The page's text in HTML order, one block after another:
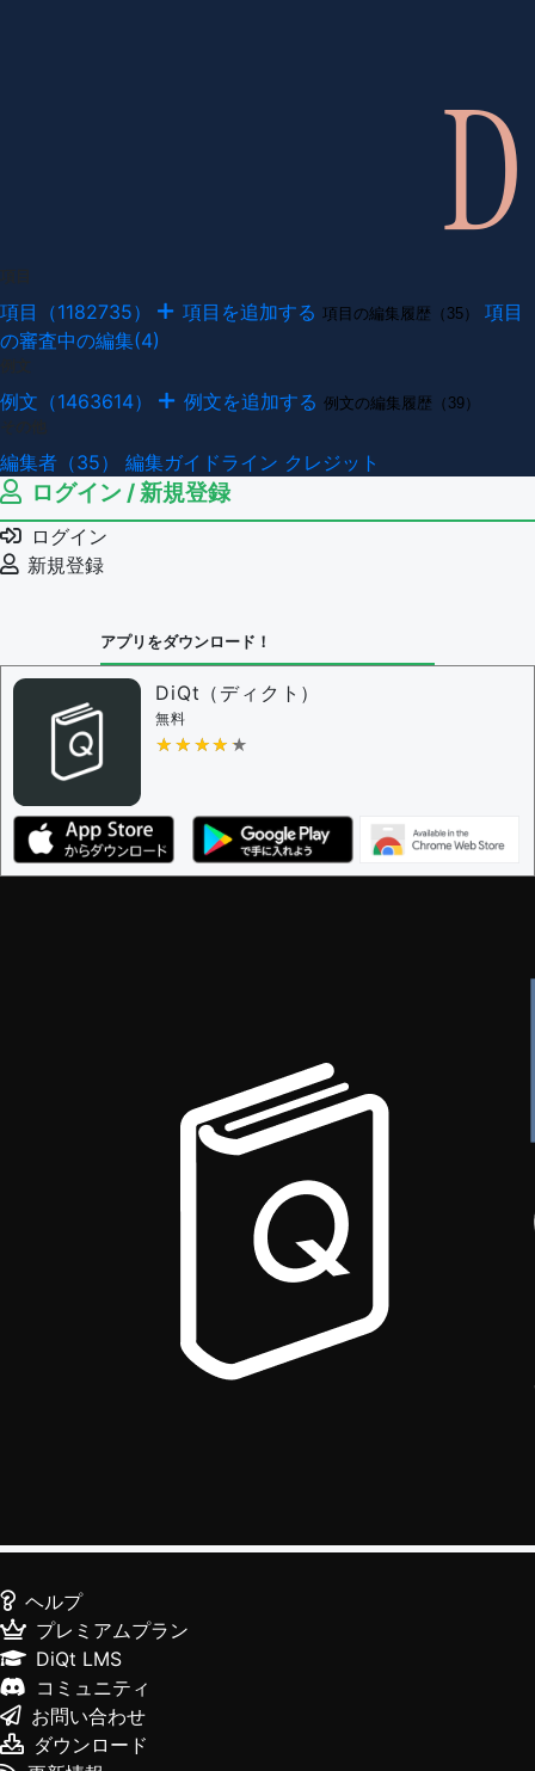
項目（1182735） 項目を追加する 項目の編集履歴（35）
項目
の審査中の編集(4)
例文（1463614） 例文を追加する 例文の編集履歴（39）
編集者（35） 編集ガイドライン クレジット
ログイン / 新規登録
ログイン
新規登録
アプリをダウンロード！
DiQt（ディクト）
無料
★★★★★
★★★★★
ヘルプ
プレミアムプラン
DiQt LMS
コミュニティ
お問い合わせ
ダウンロード